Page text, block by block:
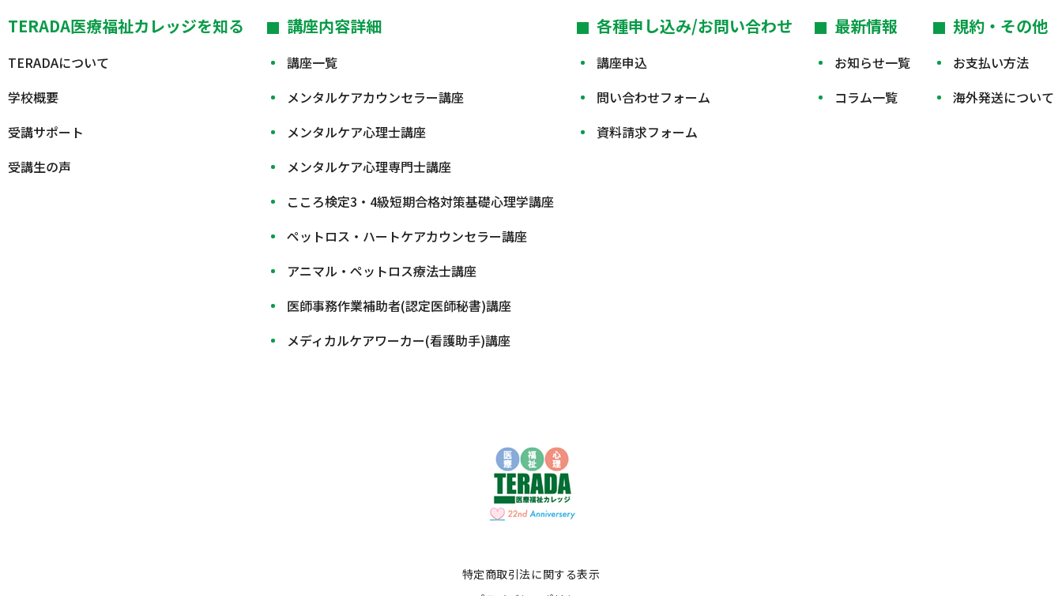
TERADA医療福祉カレッジを知る
TERADAについて
学校概要
受講サポート
受講生の声
講座内容詳細
講座一覧
メンタルケアカウンセラー講座
メンタルケア心理士講座
メンタルケア心理専門士講座
こころ検定3・4級短期合格対策基礎心理学講座
ペットロス・ハートケアカウンセラー講座
アニマル・ペットロス療法士講座
医師事務作業補助者(認定医師秘書)講座
メディカルケアワーカー(看護助手)講座
各種申し込み/お問い合わせ
講座申込
問い合わせフォーム
資料請求フォーム
最新情報
お知らせ一覧
コラム一覧
規約・その他
お支払い方法
海外発送について
特定商取引法に関する表示